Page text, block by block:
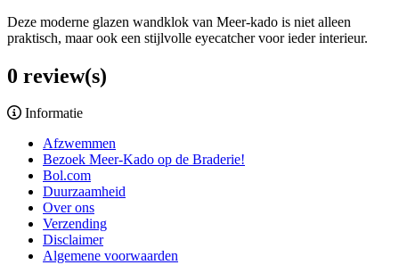
Deze moderne glazen wandklok van Meer-kado is niet alleen
praktisch, maar ook een stijlvolle eyecatcher voor ieder interieur.
0 review(s)
Informatie
Afzwemmen
Bezoek Meer-Kado op de Braderie!
Bol.com
Duurzaamheid
Over ons
Verzending
Disclaimer
Algemene voorwaarden